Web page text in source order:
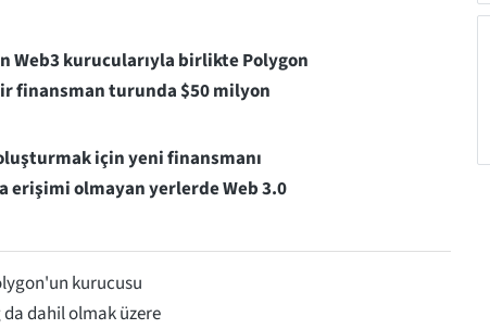
Web3 kurucularıyla birlikte Polygon
finansman turunda $50 milyon
için yeni finansmanı
erişimi olmayan yerlerde Web 3.0
kurucusu
da dahil olmak üzere